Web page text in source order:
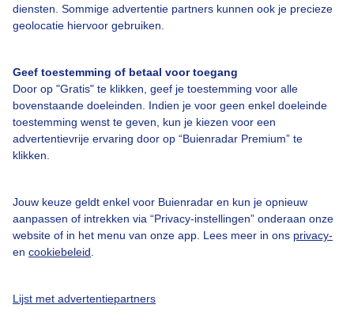
diensten. Sommige advertentie partners kunnen ook je precieze
geolocatie hiervoor gebruiken.
Geef toestemming of betaal voor toegang
Door op "Gratis" te klikken, geef je toestemming voor alle
bovenstaande doeleinden. Indien je voor geen enkel doeleinde
toestemming wenst te geven, kun je kiezen voor een
advertentievrije ervaring door op “Buienradar Premium” te
klikken.
Jouw keuze geldt enkel voor Buienradar en kun je opnieuw
aanpassen of intrekken via “Privacy-instellingen” onderaan onze
website of in het menu van onze app. Lees meer in ons privacy-
en cookiebeleid
Lijst met advertentiepartners
Over Buienradar
Bedrijfsgegevens
Veelgestelde vragen
Contact
Toegankelijkheid
Adverteren
Buienradar Team
Privacy beleid